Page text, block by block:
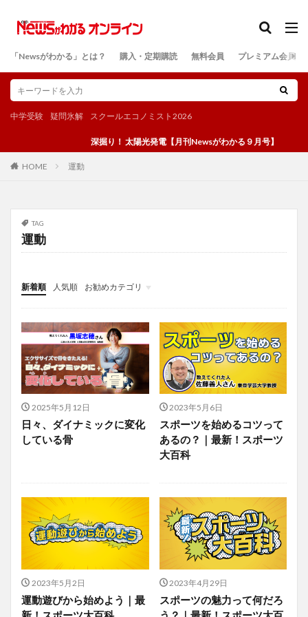
「Newsがわかる」とは？ 購入・定期購読 無料会員 プレミアム会員
中学受験 疑問氷解 スクールエコノミスト2026
深掘り！ 太陽光発電【月刊Newsがわかる９月号】
HOME 運動
TAG
運動
新着順 人気順
お勧めカテゴリ
投稿
学び
マンガ
電子書籍
2025年5月12日
日々、ダイナミックに変化
している骨
2023年5月6日
スポーツを始めるコツって
あるの？｜最新！スポーツ
大百科
2023年5月2日
運動遊びから始めよう｜最
2023年4月29日
スポーツの魅力って何だろ
検索